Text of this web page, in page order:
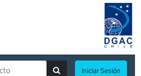
Iniciar Sesión